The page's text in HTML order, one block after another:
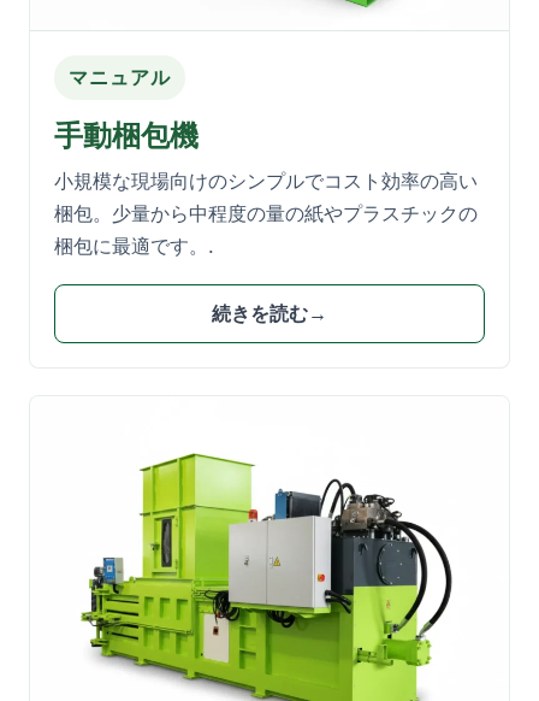
マニュアル
手動梱包機
小規模な現場向けのシンプルでコスト効率の高い
梱包。少量から中程度の量の紙やプラスチックの
梱包に最適です。.
続きを読む→